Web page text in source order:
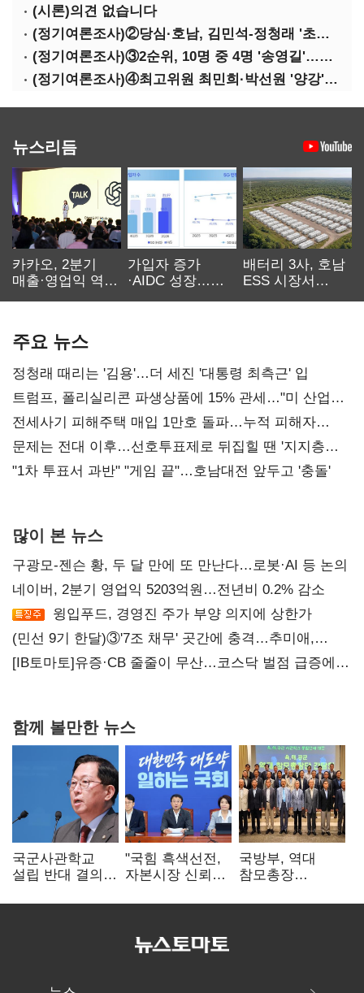
(시론)의견 없습니다
(정기여론조사)②당심·호남, 김민석-정청래 '초접전'
(정기여론조사)③2순위, 10명 중 4명 '송영길'…정청래 '한 자릿수'
(정기여론조사)④최고위원 최민희·박선원 '양강'…서미화·이성윤·임미애 뒤이어
뉴스리듬
카카오, 2분기
매출·영업익 역대
가입자 증가
·AIDC 성장…
배터리 3사, 호남
ESS 시장서
주요 뉴스
정청래 때리는 '김용'…더 세진 '대통령 최측근' 입
트럼프, 폴리실리콘 파생상품에 15% 관세…"미 산업
재건"
전세사기 피해주택 매입 1만호 돌파…누적 피해자
4만278명
문제는 전대 이후…선호투표제로 뒤집힐 땐 '지지층
불복'
"1차 투표서 과반" "게임 끝"…호남대전 앞두고 '충돌'
많이 본 뉴스
구광모-젠슨 황, 두 달 만에 또 만난다…로봇·AI 등 논의
네이버, 2분기 영업익 5203억원…전년비 0.2% 감소
윙입푸드, 경영진 주가 부양 의지에 상한가
(민선 9기 한달)③'7조 채무' 곳간에 충격…추미애,
20년만에 '비상재정' 선언 승부수
[IB토마토]유증·CB 줄줄이 무산…코스닥 벌점 급증에
함께 볼만한 뉴스
국군사관학교
설립 반대 결의안
"정치적 목적
"국힘 흑색선전,
자본시장 신뢰
경질하라"
국방부, 역대
참모총장
재검토 요구에